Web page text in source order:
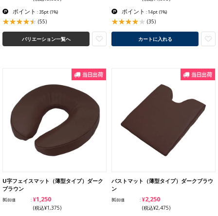
ポイント : 35pt (1%)
(55)
バリエーション一覧へ
ポイント : 14pt (1%)
(35)
カートに入れる
U字フェイスマット（薄型タイプ）ダーク
ブラウン
BG卸価 ¥1,250
(税込¥1,375)
バストマット（薄型タイプ）ダークブラウ
ン
BG卸価 ¥2,250
(税込¥2,475)